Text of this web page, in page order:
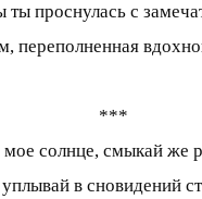
ты проснулась с
переполненная
***
солнце, смыкай же
в сновидений